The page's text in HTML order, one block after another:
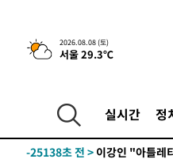
2026.08.08 (토)
서울 29.3℃
실시간 정
6시간 전 >[속보]뉴욕증시 상
-26369초 전 >[속보]與최고위
청래 44.56%
-25604초 전 >
[속보]與 대표
42.08%·宋 10.17%
-25138초 전 >
것"
-25073초 전 > [속보]與 당대표